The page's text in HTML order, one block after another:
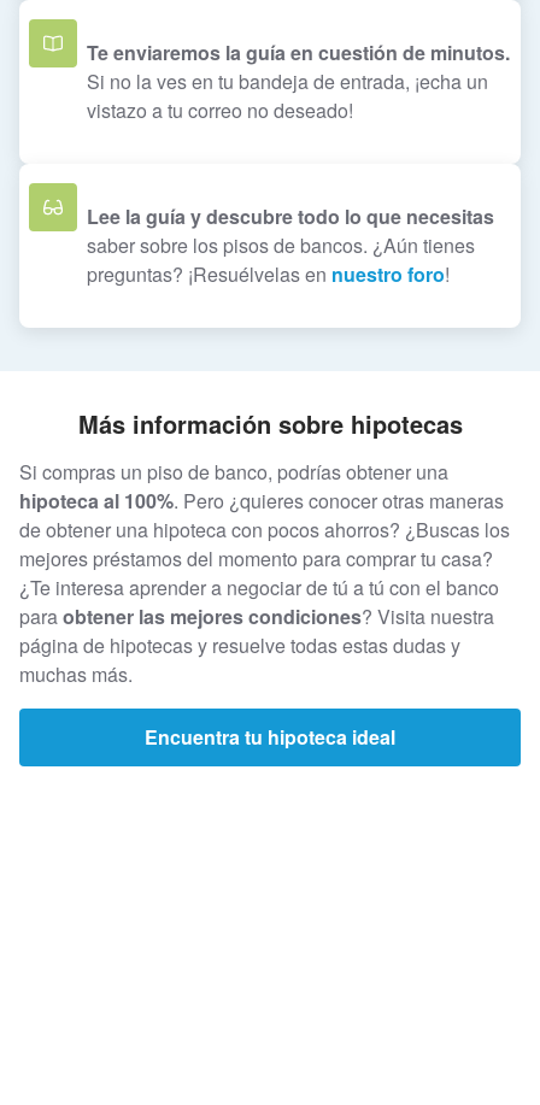
Te enviaremos la guía en cuestión de minutos.
Si no la ves en tu bandeja de entrada, ¡echa un
vistazo a tu correo no deseado!
Lee la guía y descubre todo lo que necesitas
saber sobre los pisos de bancos. ¿Aún tienes
preguntas? ¡Resuélvelas en nuestro foro!
Más información sobre hipotecas
Si compras un piso de banco, podrías obtener una
hipoteca al 100%. Pero ¿quieres conocer otras maneras
de obtener una hipoteca con pocos ahorros? ¿Buscas los
mejores préstamos del momento para comprar tu casa?
¿Te interesa aprender a negociar de tú a tú con el banco
paraobtener las mejores condiciones? Visita nuestra
página de hipotecas y resuelve todas estas dudas y
muchas más.
Encuentra tu hipoteca ideal